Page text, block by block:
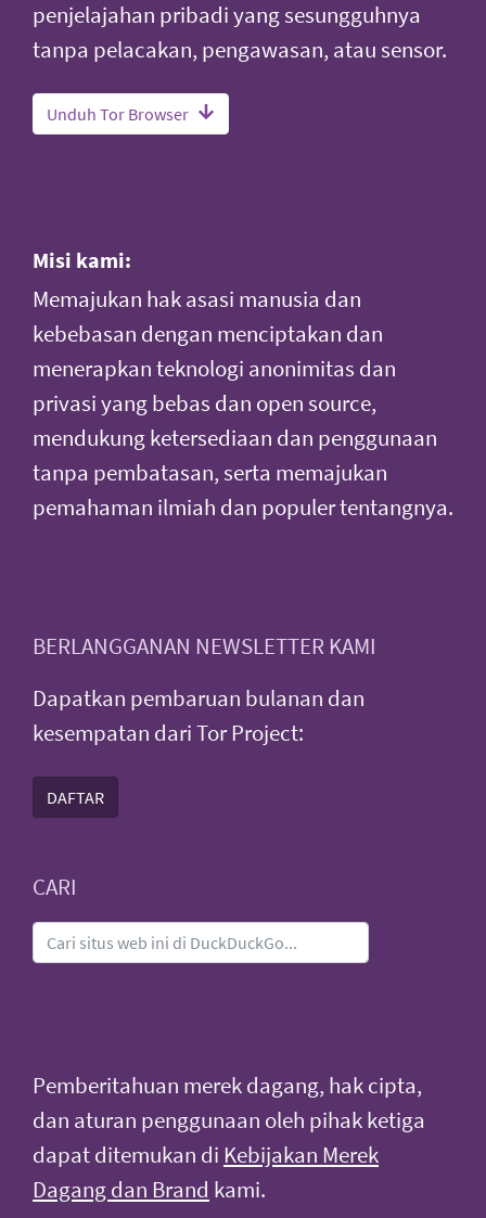
penjelajahan pribadi yang sesungguhnya
tanpa pelacakan, pengawasan, atau sensor.
Unduh Tor Browser
Misi kami:
Memajukan hak asasi manusia dan
kebebasan dengan menciptakan dan
menerapkan teknologi anonimitas dan
privasi yang bebas dan open source,
mendukung ketersediaan dan penggunaan
tanpa pembatasan, serta memajukan
pemahaman ilmiah dan populer tentangnya.
BERLANGGANAN NEWSLETTER KAMI
Dapatkan pembaruan bulanan dan
kesempatan dari Tor Project:
DAFTAR
CARI
Pemberitahuan merek dagang, hak cipta,
dan aturan penggunaan oleh pihak ketiga
dapat ditemukan di Kebijakan Merek
Dagang dan Brand kami.